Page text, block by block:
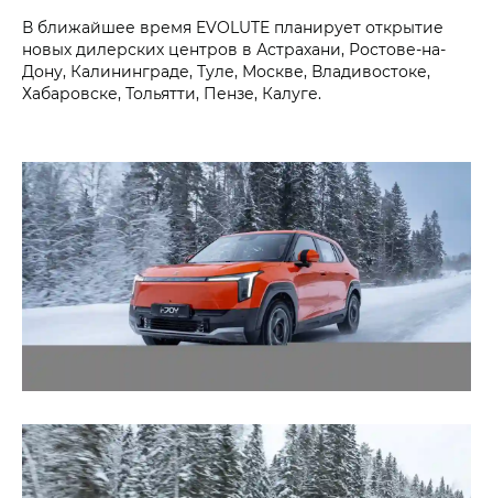
В ближайшее время EVOLUTE планирует открытие
новых дилерских центров в Астрахани, Ростове-на-
Дону, Калининграде, Туле, Москве, Владивостоке,
Хабаровске, Тольятти, Пензе, Калуге.